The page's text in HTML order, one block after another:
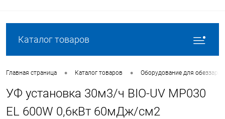
Каталог товаров
Главная страница • Каталог товаров • Оборудование для
УФ установка 30м3/ч BIO-UV MP030
EL 600W 0,6кВт 60мДж/см2